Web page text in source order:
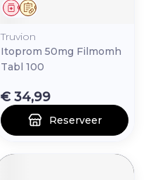
Op voorschrift
Geneesmiddel
Truvion
Itoprom 50mg Filmomh
Tabl 100
€ 34,99
Reserveer